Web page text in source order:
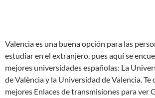
Valencia es una buena opción para las
estudiar en el extranjero, pues aquí se
mejores universidades españolas: La
de València y la Universidad de Valencia. Te
mejores Enlaces de transmisiones para ver